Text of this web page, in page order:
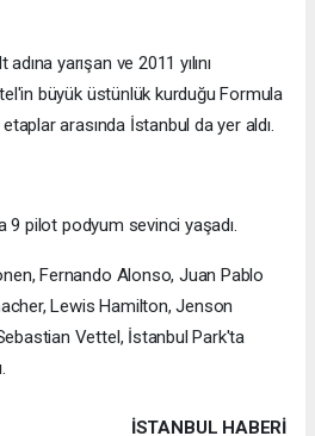
yarışan ve 2011 yılını
büyük üstünlük kurduğu Formula
arasında İstanbul da yer aldı.
9 pilot podyum sevinci yaşadı.
Fernando Alonso, Juan Pablo
Lewis Hamilton, Jenson
Vettel, İstanbul Park'ta
İSTANBUL HABERİ